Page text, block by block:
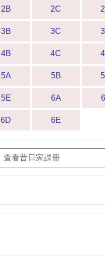
2B 2C
3B 3C
4B 4C
5A 5B
5E 6A
6D 6E
查看昔日家課冊